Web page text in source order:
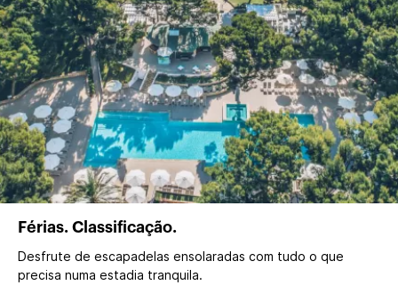
Férias. Classificação.
Desfrute de escapadelas ensolaradas com tudo o que
precisa numa estadia tranquila.